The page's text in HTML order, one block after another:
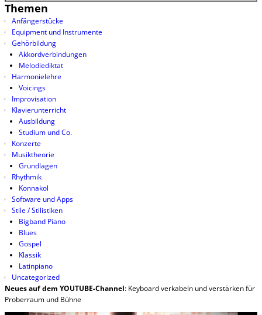
Themen
Anfängerstücke
Equipment und Instrumente
Gehörbildung
Akkordverbindungen
Melodiediktat
Harmonielehre
Voicings
Improvisation
Klavierunterricht
Ausbildung
Studium und Co.
Konzerte
Musiktheorie
Grundlagen
Rhythmik
Konnakol
Software und Apps
Stile / Stilistiken
Bigband Piano
Blues
Gospel
Klassik
Latinpiano
Uncategorized
Neues auf dem YOUTUBE-Channel: Keyboard verkabeln und verstärken für
Proberraum und Bühne